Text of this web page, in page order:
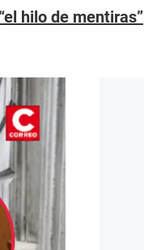
hilo de mentiras”